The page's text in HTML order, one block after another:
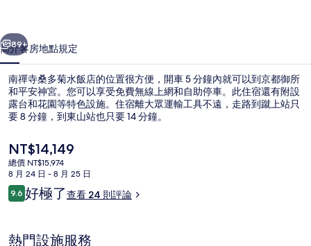
飯
店
的
相
集
個 下一個
89+
簡介客房地點規定
南禪寺桑多菊水飯店的位置很方便，開車 5 分鐘內就可以到京都御所
和平安神宮。您可以享受免費無線上網和自助停車。此住宿還有附設
露台和花園等特色設施。住宿離大眾運輸工具不遠，走路到蹴上站只
要 8 分鐘，到東山站也只要 14 分鐘。
目
前
的
價
格
NT$14,149
總價 NT$15,974
8 月 24 日 - 8 月 25 日
評
論
9.69.6 分，滿分 10 分，
好極了查看 24 則評論
熱門設施服務